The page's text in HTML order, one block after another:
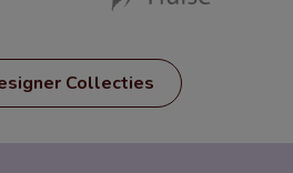
Collecties